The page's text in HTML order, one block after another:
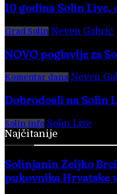
10 godina Solin Live,
Grad Solin Neven Gabrić
NOVO poglavlje za
Komentar dana Neven
Dobrodošli na Solin
Solin info Solin Live
Najčitanije
Solinjanin Željko
pukovnika Hrvatske